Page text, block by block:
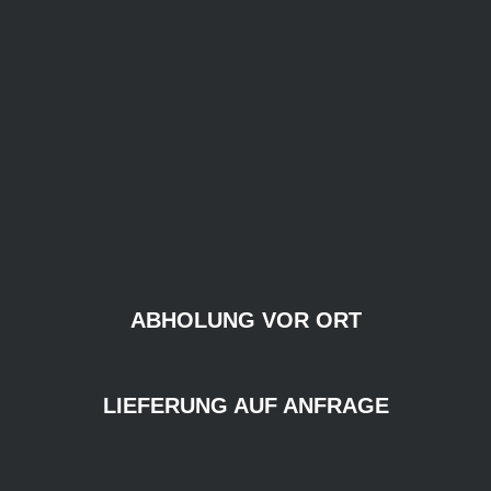
ABHOLUNG VOR ORT
LIEFERUNG AUF ANFRAGE